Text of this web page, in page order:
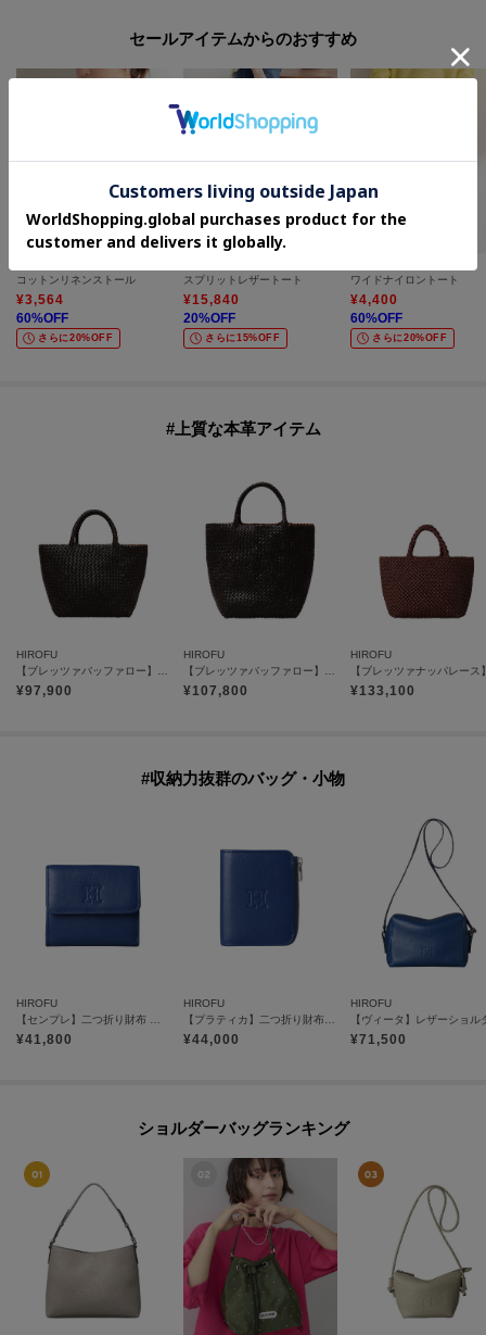
セールアイテムからのおすすめ
コットンリネンストール
¥3,564
60%OFF
さらに20%OFF
スプリットレザートート
¥15,840
20%OFF
さらに15%OFF
ワイドナイロントート
¥4,400
60%OFF
さらに20%OFF
#上質な本革アイテム
HIROFU
¥97,900
HIROFU
¥107,800
HIROFU
¥133,100
#収納力抜群のバッグ・小物
HIROFU
【センプレ】二つ折り財布 レザー ウォレット 本革（商品番号：P25-50704）
¥41,800
HIROFU
【プラティカ】二つ折り財布 レザー コンパクト ウォレット 本革（商品番号：P25-50805）
¥44,000
HIROFU
¥71,500
ショルダーバッグランキング